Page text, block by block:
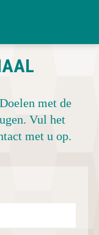
1966
- 1979
- 1989
- 1999
met de
Vul het
met u op.